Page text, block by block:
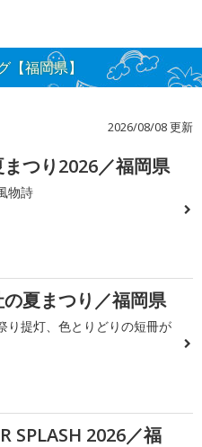
【福岡県】
2026/08/08 更新
つり2026／福岡県
物詩
夏まつり／福岡県
り提灯、色とりどりの短冊が
SPLASH 2026／福